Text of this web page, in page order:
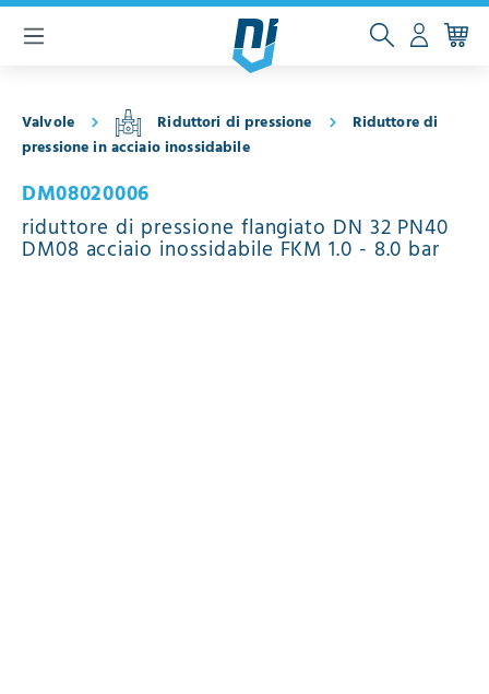
principale
Valvole Riduttori di pressione
Riduttore di
pressione in acciaio inossidabile
DM08020006
riduttore di pressione flangiato DN 32 PN40
DM08 acciaio inossidabile FKM 1.0 - 8.0 bar